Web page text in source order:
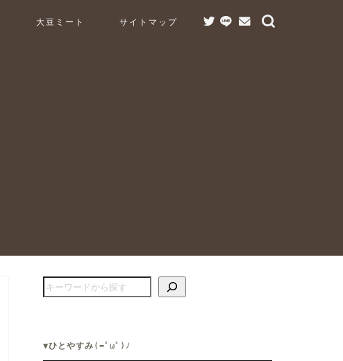
大豆ミート サイトマップ
▼ひとやすみ (=ﾟωﾟ)ﾉ